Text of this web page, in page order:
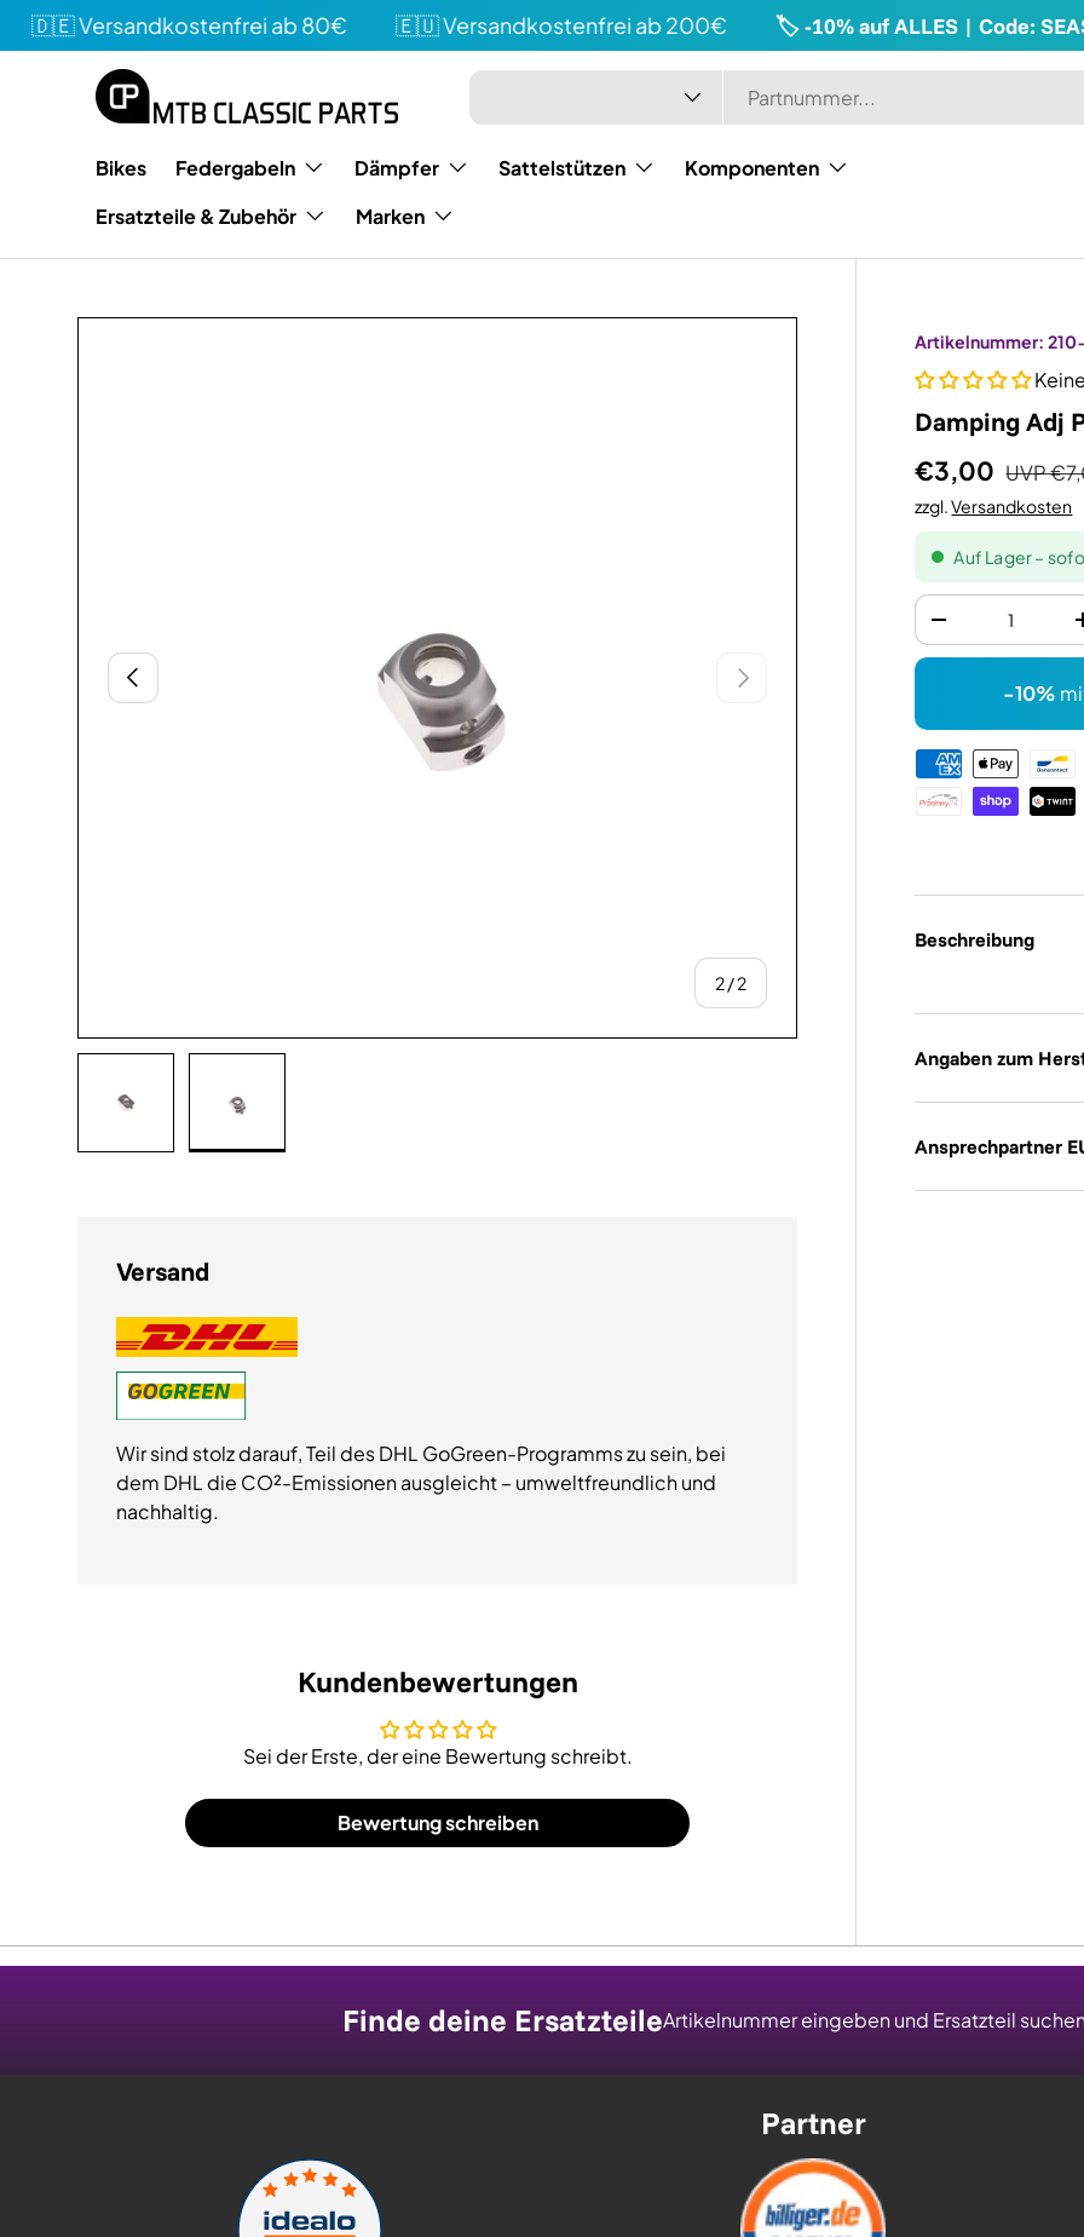
Versandkostenfrei ab 80€ 🇪🇺 Versandkostenfrei ab 200€ 🏷️ -10% auf ALLES | Code:
Suchen
Art
Bikes Federgabeln Dämpfer Sattelstützen
Komponenten
Ersatzteile & Zubehör
Marken
Vorherige
2/von
2
Nächste
Artikelnummer:
Damping Adj
€3,00 UVP
zzgl.Versandkosten
Auf Lager –
Anzahl
-
-10%
Beschreibung
Angaben zum
Ansprechpartner
Versand
Wir sind stolz darauf, Teil des DHL GoGreen-Programms zu sein, bei
dem DHL die CO²-Emissionen ausgleicht – umweltfreundlich und
nachhaltig.
Kundenbewertungen
Sei der Erste, der eine Bewertung schreibt.
Bewertung schreiben
Finde deine ErsatzteileArtikelnummer eingeben und Ersatzteil
Partner